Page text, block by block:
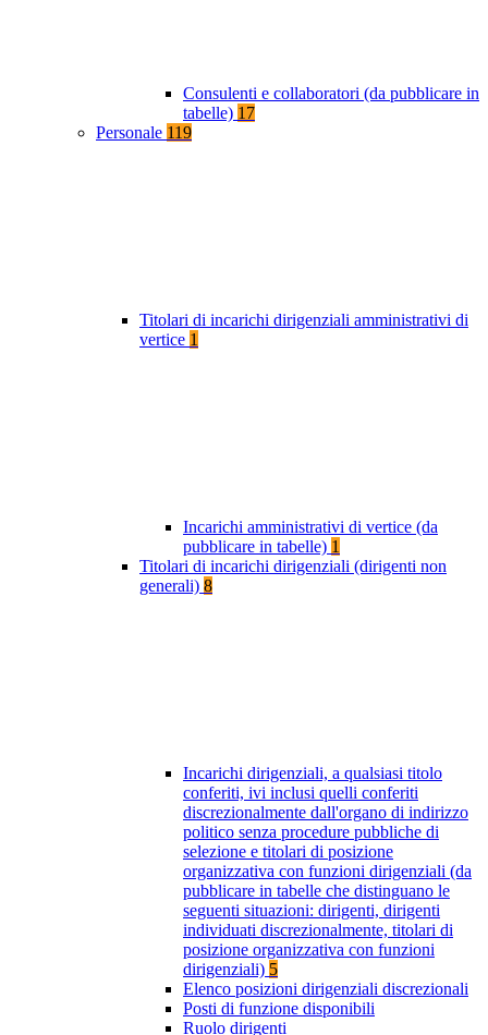
Consulenti e collaboratori (da pubblicare in
tabelle) 17
Personale 119
Titolari di incarichi dirigenziali amministrativi di
vertice 1
Incarichi amministrativi di vertice (da
pubblicare in tabelle) 1
Titolari di incarichi dirigenziali (dirigenti non
generali) 8
Incarichi dirigenziali, a qualsiasi titolo
conferiti, ivi inclusi quelli conferiti
discrezionalmente dall'organo di indirizzo
politico senza procedure pubbliche di
selezione e titolari di posizione
organizzativa con funzioni dirigenziali (da
pubblicare in tabelle che distinguano le
seguenti situazioni: dirigenti, dirigenti
individuati discrezionalmente, titolari di
posizione organizzativa con funzioni
dirigenziali) 5
Elenco posizioni dirigenziali discrezionali
Posti di funzione disponibili
Ruolo dirigenti